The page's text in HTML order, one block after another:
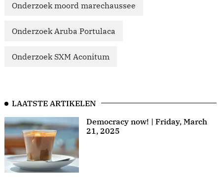
Onderzoek moord marechaussee
Onderzoek Aruba Portulaca
Onderzoek SXM Aconitum
LAATSTE ARTIKELEN
Democracy now! | Friday, March
21, 2025